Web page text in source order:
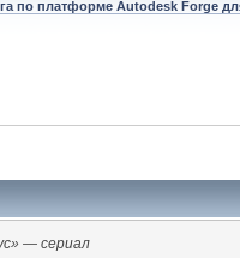
по платформе Autodesk Forge
— сериал